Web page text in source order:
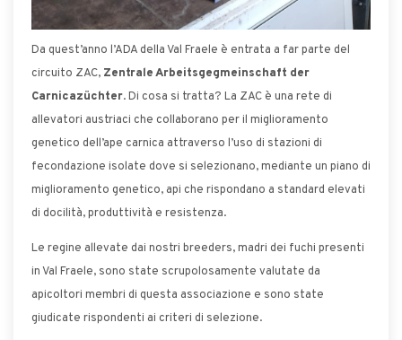
Da quest’anno l’ADA della Val Fraele è entrata a far parte del
circuito ZAC, Zentrale Arbeitsgegmeinschaft der
Carnicazüchter. Di cosa si tratta? La ZAC è una rete di
allevatori austriaci che collaborano per il miglioramento
genetico dell’ape carnica attraverso l’uso di stazioni di
fecondazione isolate dove si selezionano, mediante un piano di
miglioramento genetico, api che rispondano a standard elevati
di docilità, produttività e resistenza.
Le regine allevate dai nostri breeders, madri dei fuchi presenti
in Val Fraele, sono state scrupolosamente valutate da
apicoltori membri di questa associazione e sono state
giudicate rispondenti ai criteri di selezione.